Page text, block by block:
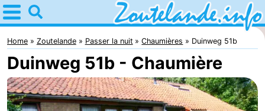
Home
Zoutelande
Astuces
Avec
Home Zoutelande Passer la nuit Chaumières Duinweg 51b
Duinweg 51b - Chaumière